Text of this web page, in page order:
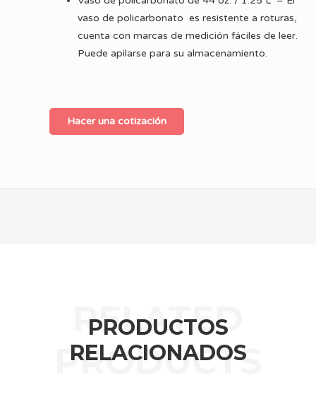
vaso de policarbonato es resistente a roturas,
cuenta con marcas de medición fáciles de leer.
Puede apilarse para su almacenamiento.
Hacer una cotización
PRODUCTOS
RELACIONADOS